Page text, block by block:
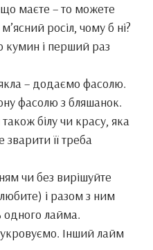
маєте – то можете
росіл, чому б ні?
кумин і перший раз
– додаємо фасолю.
фасолю з бляшанок.
білу чи красу, яка
її треба
чи без вирішуйте
і разом з ним
одного лайма.
Інший лайм